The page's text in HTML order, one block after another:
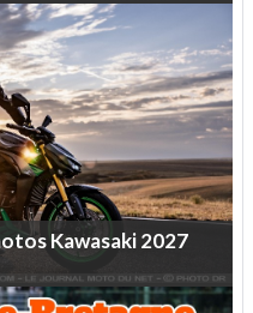
Kawasaki2027